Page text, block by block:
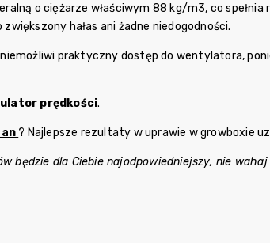
o ciężarze właściwym 88 kg/m3, co
hałas ani żadne niedogodności.
praktyczny dostęp do wentylatora,
prędkości.
? Najlepsze rezultaty w uprawie w growboxie
będzie dla Ciebie najodpowiedniejszy, nie